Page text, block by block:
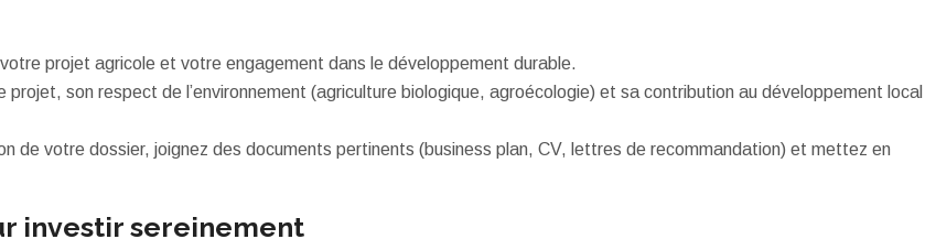
projet agricole et votre engagement dans le développement durable.
son respect de l’environnement (agriculture biologique, agroécologie) et sa contribution au développement local
de votre dossier, joignez des documents pertinents (business plan, CV, lettres de recommandation) et mettez en
investir sereinement